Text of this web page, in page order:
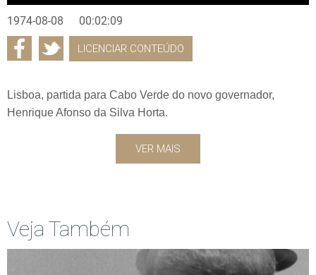
1974-08-08 00:02:09
LICENCIAR CONTEÚDO
Lisboa, partida para Cabo Verde do novo governador,
Henrique Afonso da Silva Horta.
VER MAIS
Veja Também